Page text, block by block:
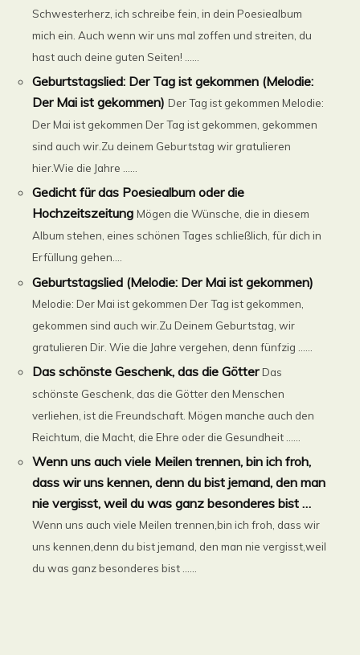
Schwesterherz, ich schreibe fein, in dein Poesiealbum
mich ein. Auch wenn wir uns mal zoffen und streiten, du
hast auch deine guten Seiten! ......
Geburtstagslied: Der Tag ist gekommen (Melodie:
Der Mai ist gekommen) Der Tag ist gekommen Melodie:
Der Mai ist gekommen Der Tag ist gekommen, gekommen
sind auch wir.Zu deinem Geburtstag wir gratulieren
hier.Wie die Jahre ......
Gedicht für das Poesiealbum oder die
Hochzeitszeitung Mögen die Wünsche, die in diesem
Album stehen, eines schönen Tages schließlich, für dich in
Erfüllung gehen....
Geburtstagslied (Melodie: Der Mai ist gekommen)
Melodie: Der Mai ist gekommen Der Tag ist gekommen,
gekommen sind auch wir.Zu Deinem Geburtstag, wir
gratulieren Dir. Wie die Jahre vergehen, denn fünfzig ......
Das schönste Geschenk, das die Götter Das
schönste Geschenk, das die Götter den Menschen
verliehen, ist die Freundschaft. Mögen manche auch den
Reichtum, die Macht, die Ehre oder die Gesundheit ......
Wenn uns auch viele Meilen trennen, bin ich froh,
dass wir uns kennen, denn du bist jemand, den man
nie vergisst, weil du was ganz besonderes bist …
Wenn uns auch viele Meilen trennen,bin ich froh, dass wir
uns kennen,denn du bist jemand, den man nie vergisst,weil
du was ganz besonderes bist ......